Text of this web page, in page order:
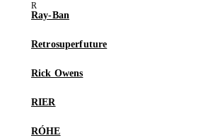
Ray-Ban
Retrosuperfuture
Rick Owens
RIER
RÓHE